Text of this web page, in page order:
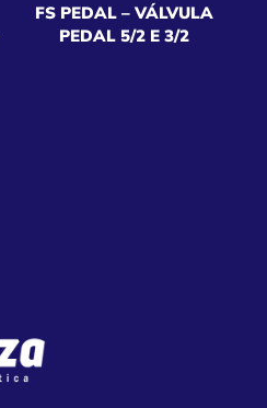
FS PEDAL – VÁLVULA
PEDAL 5/2 E 3/2